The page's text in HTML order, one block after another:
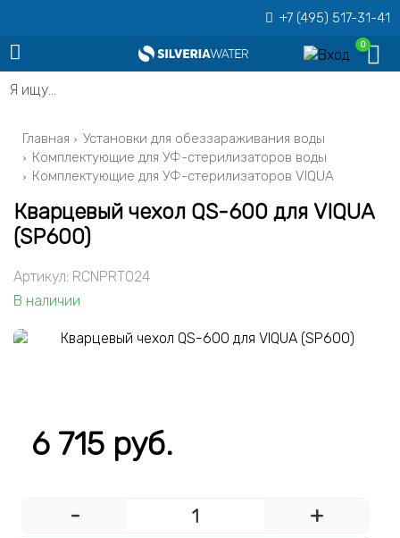
+7 (495) 517-31-41
0
Я ищу…
Главная
Установки для обеззараживания воды
Комплектующие для УФ-стерилизаторов воды
Комплектующие для УФ-стерилизаторов VIQUA
Кварцевый чехол QS-600 для VIQUA
(SP600)
Артикул: RCNPRT024
В наличии
6 715 руб.
- +